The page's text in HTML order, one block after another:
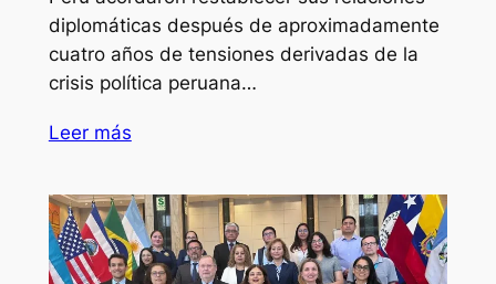
diplomáticas después de aproximadamente
cuatro años de tensiones derivadas de la
crisis política peruana…
Leer más